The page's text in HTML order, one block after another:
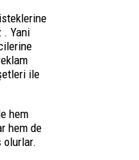
. Yani
ile
hem
hem de
olurlar.